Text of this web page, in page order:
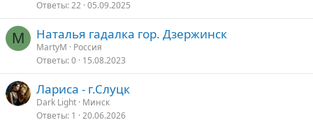
Ответы 22 05.09.2025
M Наталья гадалка гор. Дзержинск
MartyM
Россия
Ответы 0 15.08.2023
Лариса - г.Слуцк
Dark Light Минск
Ответы 1 20.06.2026